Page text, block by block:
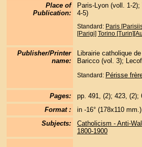
Place of
Publication:
Paris-Lyon (voll. 1-
4-5)
Standard: Paris
[Parigi] Torino
Publisher/Printer
name:
Librairie catholique
Baricco (vol. 3);
Standard: Périsse
Pages:
pp. 491, (2); 423, (2);
Format :
in -16° (178x110 mm.)
Subjects:
Catholicism - Anti-
1800-1900